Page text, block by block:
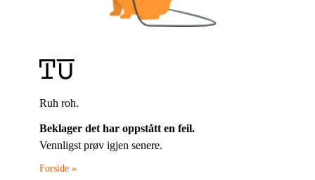
Ruh roh.
Beklager det har oppstått en feil.
Vennligst prøv igjen senere.
Forside »